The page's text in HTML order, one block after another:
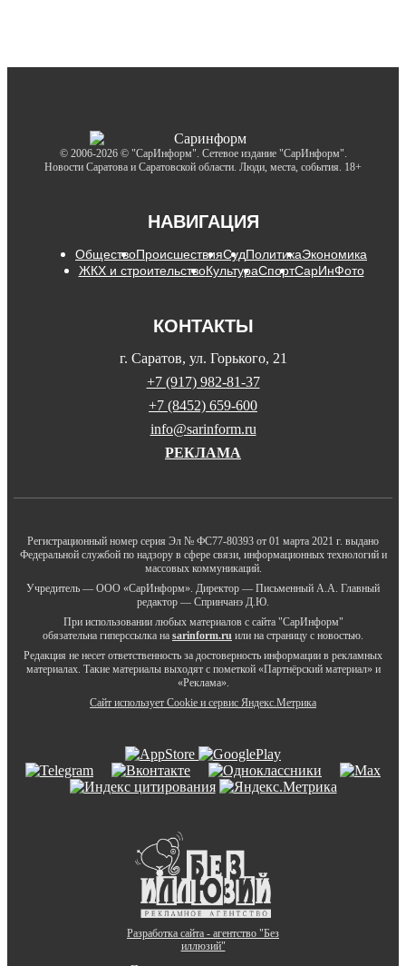
© 2006-2026 © "СарИнформ". Сетевое издание "СарИнформ".
Новости Саратова и Саратовской области. Люди, места, события. 18+
НАВИГАЦИЯ
ОбществоПроисшествияСудПолитикаЭкономика
ЖКХ и строительствоКультураСпортСарИнФото
КОНТАКТЫ
г. Саратов, ул. Горького, 21
+7 (917) 982-81-37
+7 (8452) 659-600
info@sarinform.ru
РЕКЛАМА
Регистрационный номер серия Эл № ФС77-80393 от 01 марта 2021 г. выдано
Федеральной службой по надзору в сфере связи, информационных технологий и
массовых коммуникаций.
Учредитель — ООО «СарИнформ». Директор — Письменный А.А. Главный
редактор — Спринчанэ Д.Ю.
При использовании любых материалов с сайта "СарИнформ"
обязательна гиперссылка на sarinform.ru или на страницу с новостью.
Редакция не несет ответственность за достоверность информации в рекламных
материалах. Такие материалы выходят с пометкой «Партнёрский материал» и
«Реклама».
Сайт использует Cookie и сервиc Яндекс.Метрика
Разработка сайта - агентство "Без
иллюзий"